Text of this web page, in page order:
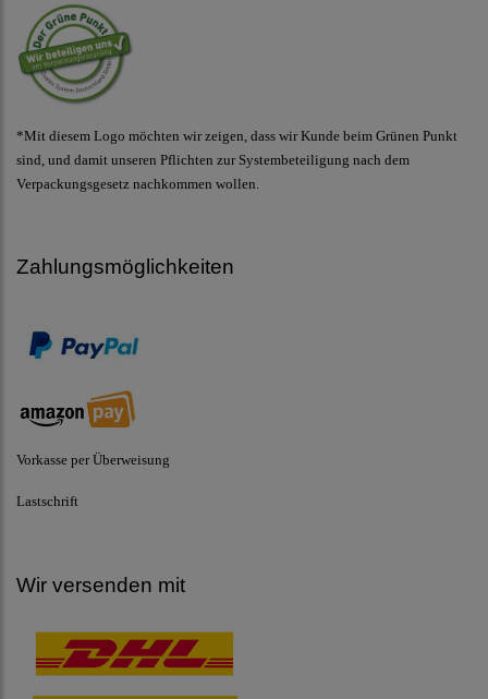
*Mit diesem Logo möchten wir zeigen, dass wir Kunde beim Grünen Punkt
sind, und damit unseren Pflichten zur Systembeteiligung nach dem
Verpackungsgesetz nachkommen wollen.
Zahlungsmöglichkeiten
Vorkasse per Überweisung
Lastschrift
Wir versenden mit